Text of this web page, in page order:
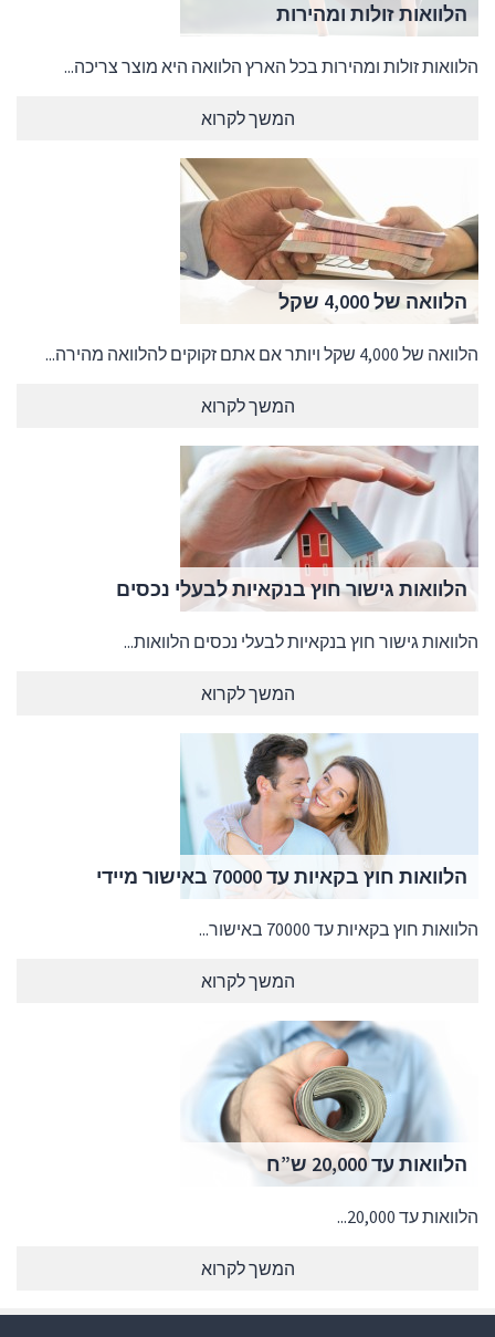
הלוואות זולות ומהירות
הלוואות זולות ומהירות בכל הארץ הלוואה היא מוצר צריכה...
המשך לקרוא
הלוואה של 4,000 שקל
הלוואה של 4,000 שקל ויותר אם אתם זקוקים להלוואה מהירה...
המשך לקרוא
הלוואות גישור חוץ בנקאיות לבעלי נכסים
הלוואות גישור חוץ בנקאיות לבעלי נכסים הלוואות...
המשך לקרוא
הלוואות חוץ בקאיות עד 70000 באישור מיידי
הלוואות חוץ בקאיות עד 70000 באישור...
המשך לקרוא
הלוואות עד 20,000 ש”ח
הלוואות עד 20,000...
המשך לקרוא